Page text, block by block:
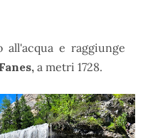
all'acqua e raggiunge
a metri 1728.